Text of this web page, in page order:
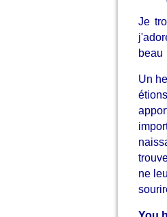
Je
beau
Un
ne